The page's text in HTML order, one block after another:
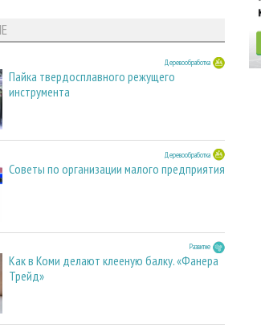
Деревообработка
Пайка твердосплавного режущего
инструмента
Деревообработка
Советы по организации малого предприятия
Развитие
Как в Коми делают клееную балку. «Фанера
Трейд»